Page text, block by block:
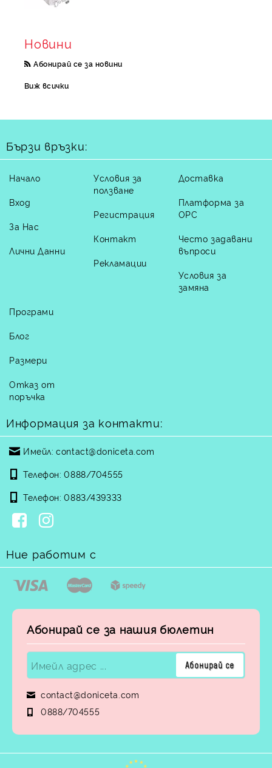
Новини
Абонирай се за новини
Виж всички
Бързи връзки:
Начало
Вход
За Нас
Лични Данни
Условия за
ползване
Регистрация
Контакт
Рекламации
Доставка
Платформа за
ОРС
Често задавани
въпроси
Условия за
замяна
Програми
Блог
Размери
Отказ от
поръчка
Информация за контакти:
Имейл: contact@doniceta.com
Телефон: 0888/704555
Телефон: 0883/439333
Ние работим с
Абонирай се за нашия бюлетин
contact@doniceta.com
0888/704555